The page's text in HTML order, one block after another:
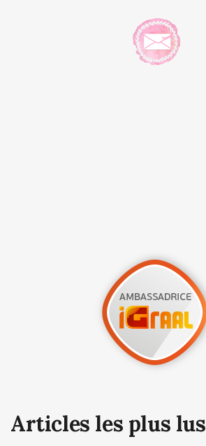
Articles les plus lus